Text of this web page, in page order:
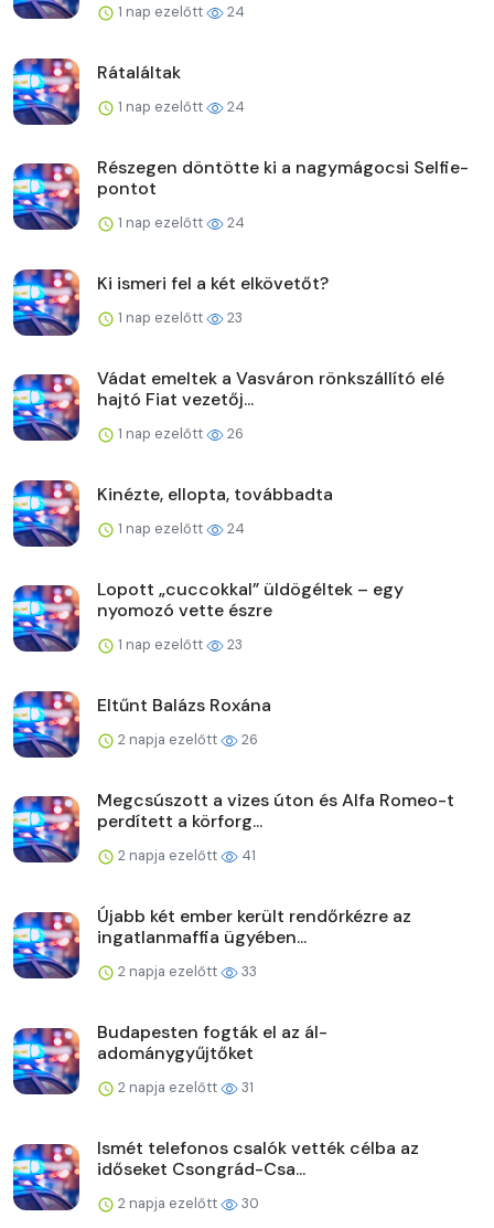
1 nap ezelőtt 24
Rátaláltak
1 nap ezelőtt 24
Részegen döntötte ki a nagymágocsi Selfie-
pontot
1 nap ezelőtt 24
Ki ismeri fel a két elkövetőt?
1 nap ezelőtt 23
Vádat emeltek a Vasváron rönkszállító elé
hajtó Fiat vezetőj...
1 nap ezelőtt 26
Kinézte, ellopta, továbbadta
1 nap ezelőtt 24
Lopott „cuccokkal” üldögéltek – egy
nyomozó vette észre
1 nap ezelőtt 23
Eltűnt Balázs Roxána
2 napja ezelőtt 26
Megcsúszott a vizes úton és Alfa Romeo-t
perdített a körforg...
2 napja ezelőtt 41
Újabb két ember került rendőrkézre az
ingatlanmaffia ügyében...
2 napja ezelőtt 33
Budapesten fogták el az ál-
adománygyűjtőket
2 napja ezelőtt 31
Ismét telefonos csalók vették célba az
időseket Csongrád-Csa...
2 napja ezelőtt 30